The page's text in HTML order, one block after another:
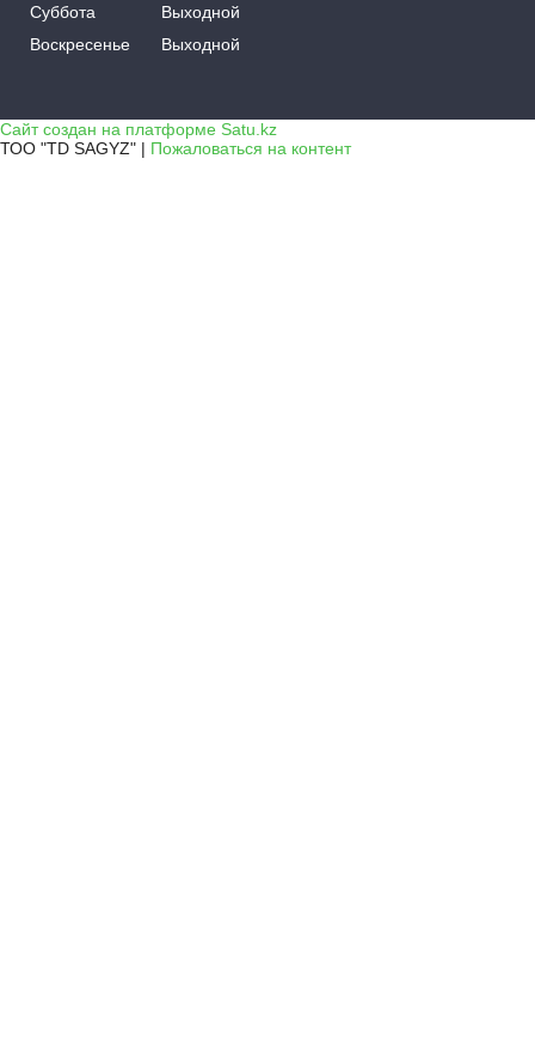
Суббота
Выходной
Воскресенье
Выходной
Сайт создан на платформе Satu.kz
ТОО "TD SAGYZ" | Пожаловаться на контент